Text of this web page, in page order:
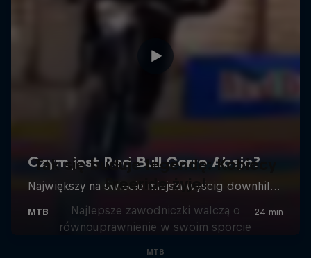
Tak się buduje legendę: Kobiecy
Freeride żyje!
Najlepsze zawodniczki walczą o
równouprawnienie w swoim sporcie
MTB